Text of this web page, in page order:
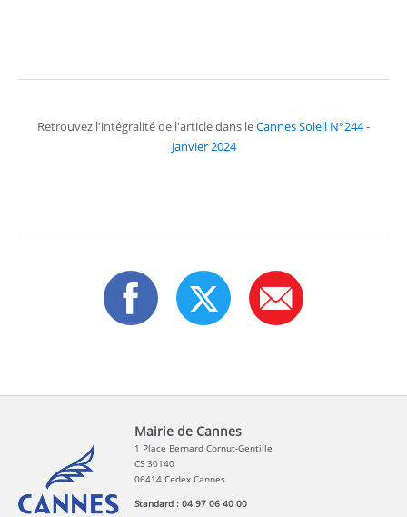
Retrouvez l'intégralité de l'article dans leCannes Soleil N°244 -
Janvier 2024
Mairie de Cannes
1 Place Bernard Cornut-Gentille
CS 30140
06414 Cedex Cannes
Standard : 04 97 06 40 00